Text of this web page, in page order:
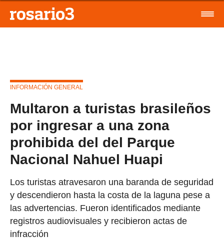
INFORMACIÓN GENERAL
Multaron a turistas brasileños
por ingresar a una zona
prohibida del del Parque
Nacional Nahuel Huapi
Los turistas atravesaron una baranda de seguridad
y descendieron hasta la costa de la laguna pese a
las advertencias. Fueron identificados mediante
registros audiovisuales y recibieron actas de
infracción